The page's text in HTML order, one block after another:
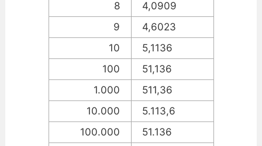
8
4,0909
9
4,6023
10
5,1136
100
51,136
1.000
511,36
10.000
5.113,6
100.000
51.136